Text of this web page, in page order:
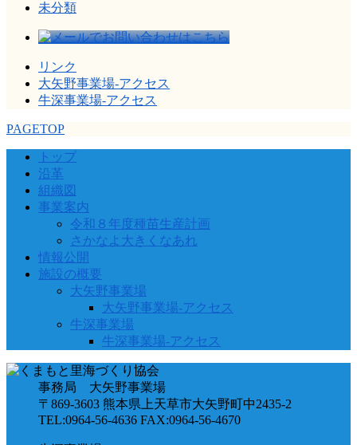
未分類
リンク
大矢野事業場-アクセス
牛深事業場-アクセス
PAGETOP
トップ
沿革
組織図
事業案内
令和８年度種苗生産計画
さかなよ大きくなあれ
情報公開
施設の概要
大矢野事業場
大矢野事業場-アクセス
牛深事業場
牛深事業場-アクセス
事務局 大矢野事業場
〒869-3603 熊本県上天草市大矢野町中2435-2
TEL:0964-56-4636 FAX:0964-56-4670